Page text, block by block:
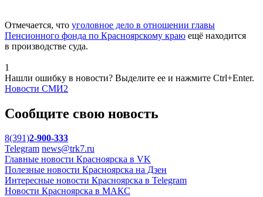
Отмечается, что уголовное дело в отношении главы
Пенсионного фонда по Красноярскому краю ещё находится
в производстве суда.
1
Нашли ошибку в новости? Выделите ее и нажмите Ctrl+Enter.
Новости СМИ2
Сообщите свою новость
8(391)2-900-333
Telegram news@trk7.ru
Главные новости Красноярска в VK
Полезные новости Красноярска на Дзен
Интересные новости Красноярска в Telegram
Новости Красноярска в МАКС